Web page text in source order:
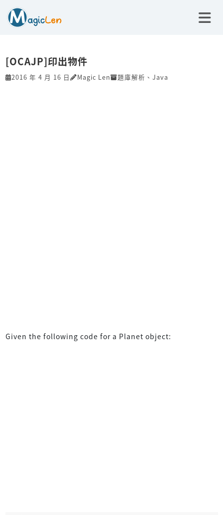
[OCAJP]印出物件
2016 年 4 月 16 日 Magic Len 題庫解析 、 Java
Given the following code for a Planet object: